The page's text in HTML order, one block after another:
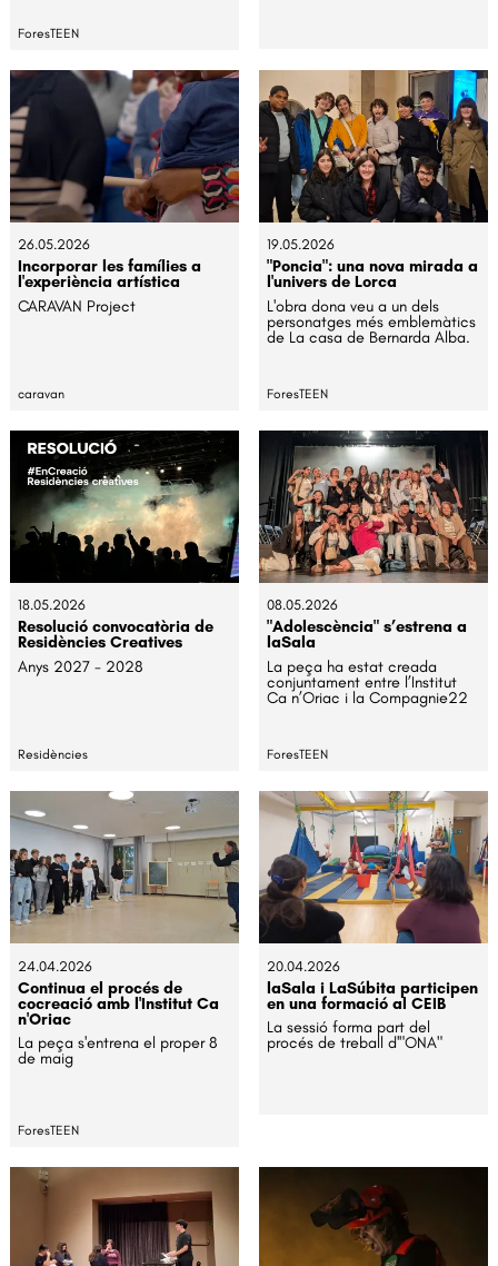
ForesTEEN
26.05.2026
Incorporar les famílies a
l'experiència artística
CARAVAN Project
caravan
19.05.2026
"Poncia": una nova mirada a
l'univers de Lorca
L'obra dona veu a un dels
personatges més emblemàtics
de La casa de Bernarda Alba.
ForesTEEN
18.05.2026
Resolució convocatòria de
Residències Creatives
Anys 2027 - 2028
Residències
08.05.2026
"Adolescència" s’estrena a
laSala
La peça ha estat creada
conjuntament entre l’Institut
Ca n’Oriac i la Compagnie22
ForesTEEN
24.04.2026
Continua el procés de
cocreació amb l'Institut Ca
n'Oriac
La peça s'entrena el proper 8
de maig
ForesTEEN
20.04.2026
laSala i LaSúbita participen
en una formació al CEIB
La sessió forma part del
procés de treball d'"ONA"